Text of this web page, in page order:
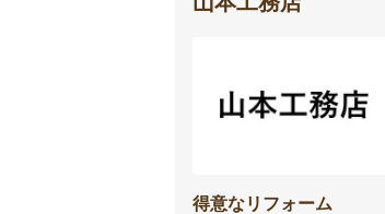
得意なリフォーム